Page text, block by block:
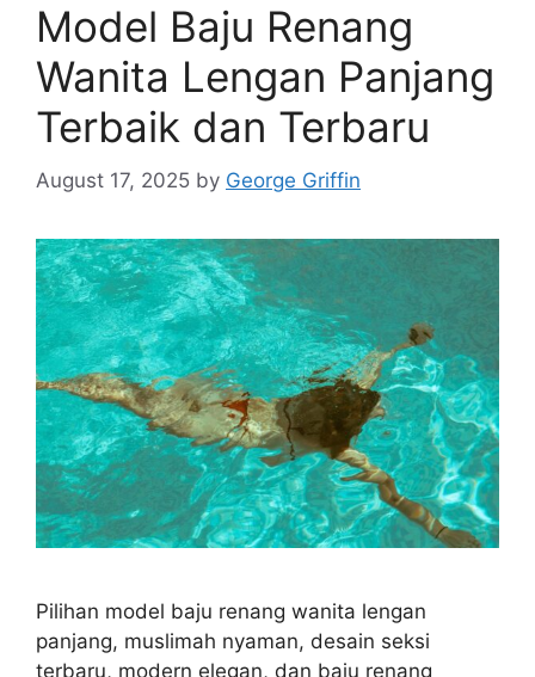
Model Baju Renang
Wanita Lengan Panjang
Terbaik dan Terbaru
August 17, 2025 by George Griffin
Pilihan model baju renang wanita lengan
panjang, muslimah nyaman, desain seksi
terbaru, modern elegan, dan baju renang